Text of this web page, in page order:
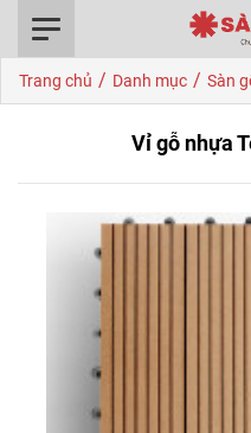
Trang chủ / Danh mục / Sàn
Vỉ gỗ nhựa